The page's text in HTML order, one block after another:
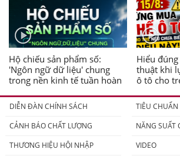
Hộ chiếu sản phẩm số:
'Ngôn ngữ dữ liệu' chung
trong nền kinh tế tuần hoàn
Hiểu
thuật khi
ô tô cho
DIỄN ĐÀN CHÍNH SÁCH
TIÊU CHUẨN
CẢNH BÁO CHẤT LƯỢNG
NĂNG SUẤT
THƯƠNG HIỆU HỘI NHẬP
VIDEO